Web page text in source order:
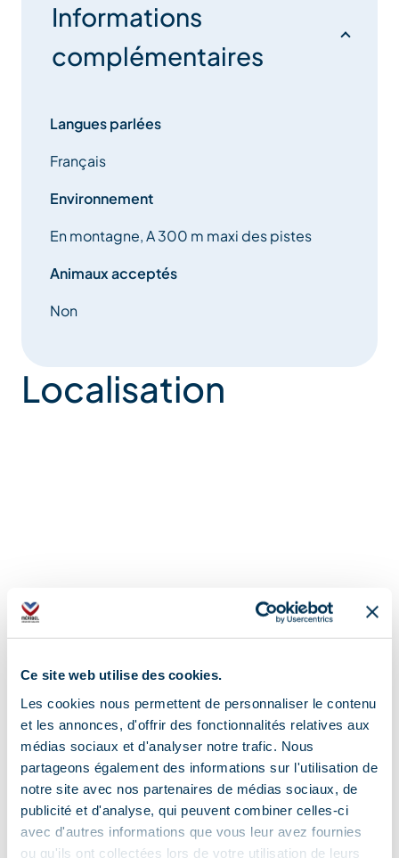
Ce site web utilise des cookies.
Les cookies nous permettent de personnaliser le contenu
et les annonces, d'offrir des fonctionnalités relatives aux
médias sociaux et d'analyser notre trafic. Nous
partageons également des informations sur l'utilisation de
notre site avec nos partenaires de médias sociaux, de
publicité et d'analyse, qui peuvent combiner celles-ci
avec d'autres informations que vous leur avez fournies
ou qu'ils ont collectées lors de votre utilisation de leurs
Informations
complémentaires
Langues parlées
Français
Environnement
En montagne, A 300 m maxi des pistes
Animaux acceptés
Non
Localisation